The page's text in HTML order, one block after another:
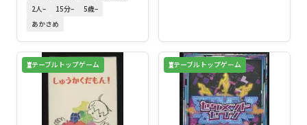
2人–
15分–
5歳–
あかさめ
テーブルトップゲーム テーブルトップゲーム